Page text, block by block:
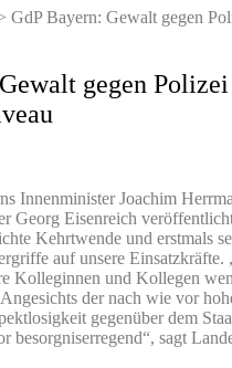
GdP Bayern: Gewalt gegen
gegen
Innenminister Joachim
Georg Eisenreich
Kehrtwende und erstmals
auf unsere Einsatzkräfte.
Kolleginnen und Kollegen
der nach wie vor
gegenüber dem
besorgniserregend“, sagt